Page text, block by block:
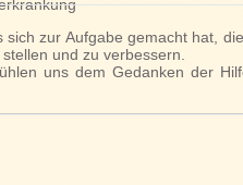
zur Aufgabe gemacht hat,
und zu verbessern.
uns dem Gedanken der